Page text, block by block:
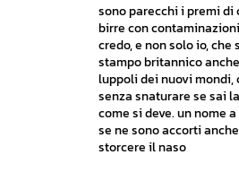
sono parecchi i premi
birre con
credo, e non solo io,
stampo britannico
luppoli dei nuovi mondi,
senza snaturare se sai
come si deve. un nome
se ne sono accorti
storcere il naso